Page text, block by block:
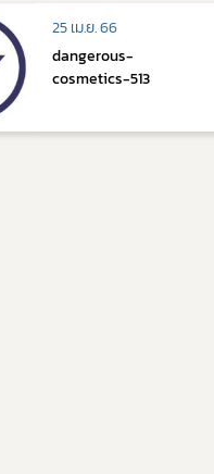
25 เม.ย. 66
dangerous-
cosmetics-513